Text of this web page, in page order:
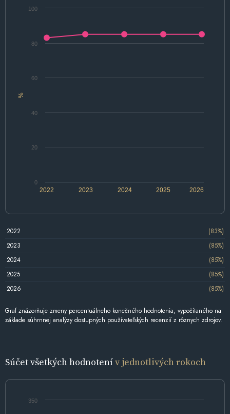
%
2022 2024 2026
2023 2025
0
20
40
60
80
100
2022
(83%)
2023
(85%)
2024
(85%)
2025
(85%)
2026
(85%)
Graf znázorňuje zmeny percentuálneho konečného hodnotenia, vypočítaného na
základe súhrnnej analýzy dostupných používateľských recenzií z rôznych zdrojov.
Súčet všetkých hodnotenív jednotlivých rokoch
350